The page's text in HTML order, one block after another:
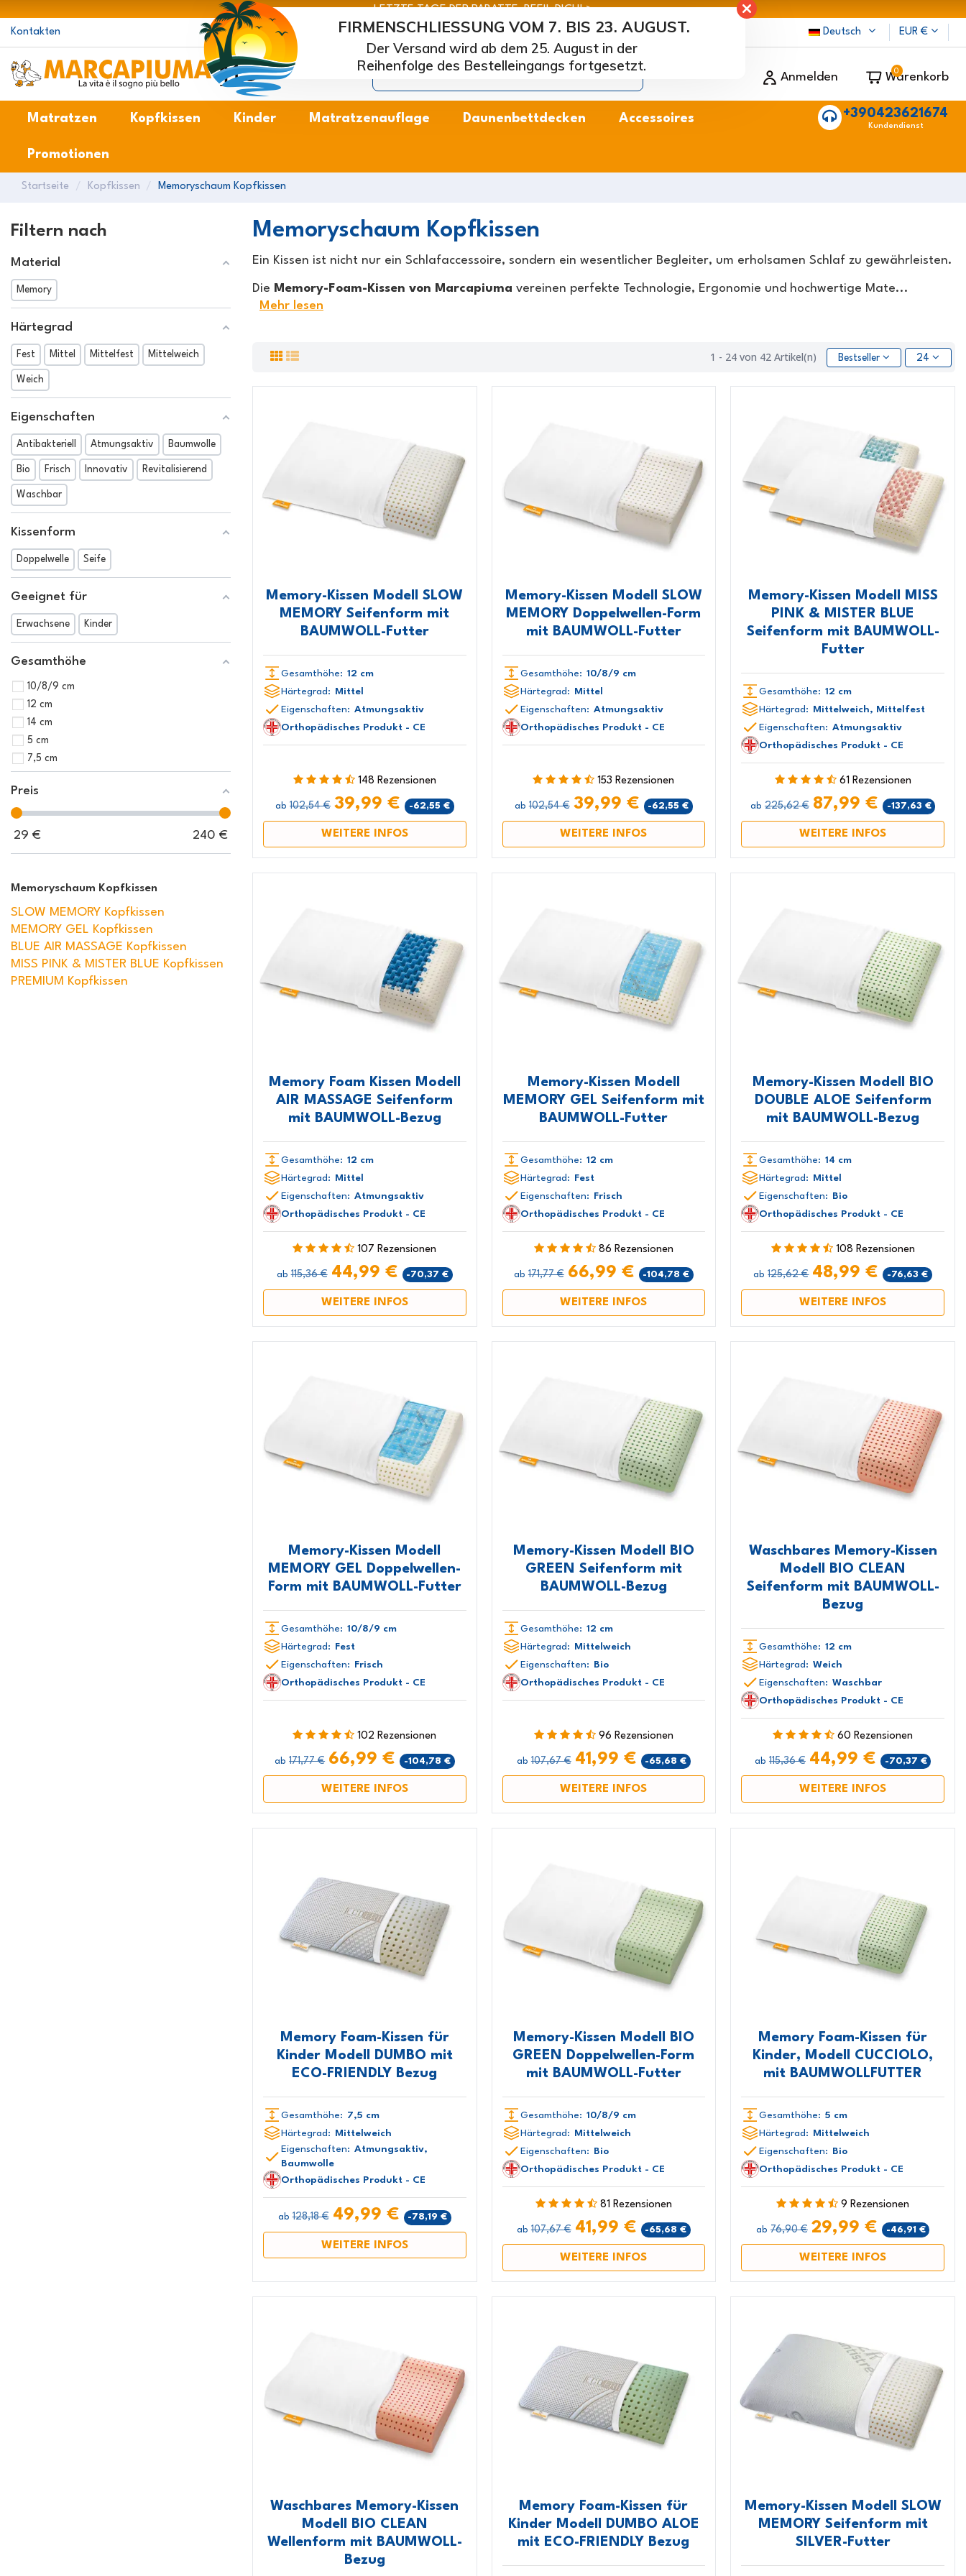
LETZTE TAGE DER RABATTE: BEEIL DICH! >
Kontakten Marcapiuma| Hersteller von Matratzen, Kissen und Lattenrosten Deutsch EUR €
Anmelden 0
Warenkorb
Matratzen Kopfkissen Kinder Matratzenauflage Daunenbettdecken Accessoires
Promotionen
+390423621674
Kundendienst
Startseite Kopfkissen Memoryschaum Kopfkissen
Memoryschaum Kopfkissen
Ein Kissen ist nicht nur ein Schlafaccessoire, sondern ein wesentlicher Begleiter, um erholsamen Schlaf zu gewährleisten.
Die Memory-Foam-Kissen von Marcapiuma vereinen perfekte Technologie, Ergonomie und hochwertige Mate...
Mehr lesen
1 - 24 von 42 Artikel(n) Bestseller 24
Memory-Kissen Modell SLOW
MEMORY Seifenform mit
BAUMWOLL-Futter
Gesamthöhe: 12 cm
Härtegrad: Mittel
Eigenschaften: Atmungsaktiv
Orthopädisches Produkt - CE
148 Rezensionen
ab 102,54 € 39,99 € -62,55 €
WEITERE INFOS
Memory-Kissen Modell SLOW
MEMORY Doppelwellen-Form
mit BAUMWOLL-Futter
Gesamthöhe: 10/8/9 cm
Härtegrad: Mittel
Eigenschaften: Atmungsaktiv
Orthopädisches Produkt - CE
153 Rezensionen
ab 102,54 € 39,99 € -62,55 €
WEITERE INFOS
Memory-Kissen Modell MISS
PINK & MISTER BLUE
Seifenform mit BAUMWOLL-
Futter
Gesamthöhe: 12 cm
Härtegrad: Mittelweich, Mittelfest
Eigenschaften: Atmungsaktiv
Orthopädisches Produkt - CE
61 Rezensionen
ab 225,62 € 87,99 € -137,63 €
WEITERE INFOS
Memory Foam Kissen Modell
AIR MASSAGE Seifenform
mit BAUMWOLL-Bezug
Gesamthöhe: 12 cm
Härtegrad: Mittel
Eigenschaften: Atmungsaktiv
Orthopädisches Produkt - CE
107 Rezensionen
ab 115,36 € 44,99 € -70,37 €
WEITERE INFOS
Memory-Kissen Modell
MEMORY GEL Seifenform mit
BAUMWOLL-Futter
Gesamthöhe: 12 cm
Härtegrad: Fest
Eigenschaften: Frisch
Orthopädisches Produkt - CE
86 Rezensionen
ab 171,77 € 66,99 € -104,78 €
WEITERE INFOS
Memory-Kissen Modell BIO
DOUBLE ALOE Seifenform
mit BAUMWOLL-Bezug
Gesamthöhe: 14 cm
Härtegrad: Mittel
Eigenschaften: Bio
Orthopädisches Produkt - CE
108 Rezensionen
ab 125,62 € 48,99 € -76,63 €
WEITERE INFOS
Memory-Kissen Modell
MEMORY GEL Doppelwellen-
Form mit BAUMWOLL-Futter
Gesamthöhe: 10/8/9 cm
Härtegrad: Fest
Eigenschaften: Frisch
Orthopädisches Produkt - CE
102 Rezensionen
ab 171,77 € 66,99 € -104,78 €
WEITERE INFOS
Memory-Kissen Modell BIO
GREEN Seifenform mit
BAUMWOLL-Bezug
Gesamthöhe: 12 cm
Härtegrad: Mittelweich
Eigenschaften: Bio
Orthopädisches Produkt - CE
96 Rezensionen
ab 107,67 € 41,99 € -65,68 €
WEITERE INFOS
Waschbares Memory-Kissen
Modell BIO CLEAN
Seifenform mit BAUMWOLL-
Bezug
Gesamthöhe: 12 cm
Härtegrad: Weich
Eigenschaften: Waschbar
Orthopädisches Produkt - CE
60 Rezensionen
ab 115,36 € 44,99 € -70,37 €
WEITERE INFOS
Memory Foam-Kissen für
Kinder Modell DUMBO mit
ECO-FRIENDLY Bezug
Gesamthöhe: 7,5 cm
Härtegrad: Mittelweich
Eigenschaften: Atmungsaktiv,
Baumwolle
Orthopädisches Produkt - CE
ab 128,18 € 49,99 € -78,19 €
WEITERE INFOS
Memory-Kissen Modell BIO
GREEN Doppelwellen-Form
mit BAUMWOLL-Futter
Gesamthöhe: 10/8/9 cm
Härtegrad: Mittelweich
Eigenschaften: Bio
Orthopädisches Produkt - CE
81 Rezensionen
ab 107,67 € 41,99 € -65,68 €
WEITERE INFOS
Memory Foam-Kissen für
Kinder, Modell CUCCIOLO,
mit BAUMWOLLFUTTER
Gesamthöhe: 5 cm
Härtegrad: Mittelweich
Eigenschaften: Bio
Orthopädisches Produkt - CE
9 Rezensionen
ab 76,90 € 29,99 € -46,91 €
WEITERE INFOS
Waschbares Memory-Kissen
Modell BIO CLEAN
Wellenform mit BAUMWOLL-
Bezug
Memory Foam-Kissen für
Kinder Modell DUMBO ALOE
mit ECO-FRIENDLY Bezug
Memory-Kissen Modell SLOW
MEMORY Seifenform mit
SILVER-Futter
Filtern nach
Material
Memory
Härtegrad
Fest Mittel Mittelfest Mittelweich
Weich
Eigenschaften
Antibakteriell Atmungsaktiv Baumwolle
Bio Frisch Innovativ Revitalisierend
Waschbar
Kissenform
Doppelwelle Seife
Geeignet für
Erwachsene Kinder
Gesamthöhe
10/8/9 cm
12 cm
14 cm
5 cm
7,5 cm
Preis
29 € 240 €
Memoryschaum Kopfkissen
SLOW MEMORY Kopfkissen
MEMORY GEL Kopfkissen
BLUE AIR MASSAGE Kopfkissen
MISS PINK & MISTER BLUE Kopfkissen
PREMIUM Kopfkissen
Der Versand wird ab dem 25. August in der
Reihenfolge des Bestelleingangs fortgesetzt.
FIRMENSCHLIESSUNG VOM 7. BIS 23. AUGUST.